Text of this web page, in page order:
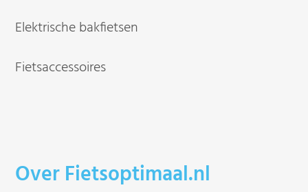
Elektrische bakfietsen
Fietsaccessoires
Over Fietsoptimaal.nl